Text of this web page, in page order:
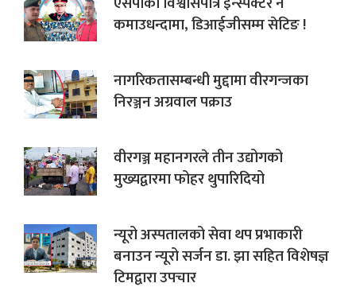
कमाउधन्दामा, डिआईजीसम्म सेटिङ !
नागरिकतासम्बन्धी मुद्दामा वीरगन्जका
निरञ्जन अग्रवाल पक्राउ
वीरगञ्ज महानगरले तीन उद्योगको
मुख्यद्वारमा फोहर थुपारिदियो
न्यूरो अस्पतालको सेवा थप प्रभाकारी
बनाउन न्यूरो सर्जन डा. झा सहित विशेषज्ञ
टिमद्वारा उपचार